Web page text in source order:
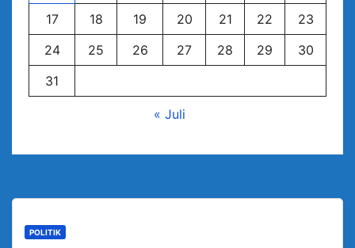
17
18 19 20 21 22
23
24
25 26 27 28 29
30
31
« Juli
POLITIK